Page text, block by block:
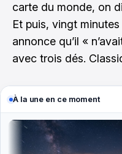
carte du monde, on
Et puis, vingt
annonce qu’il «
avec trois dés.
À la une en ce moment